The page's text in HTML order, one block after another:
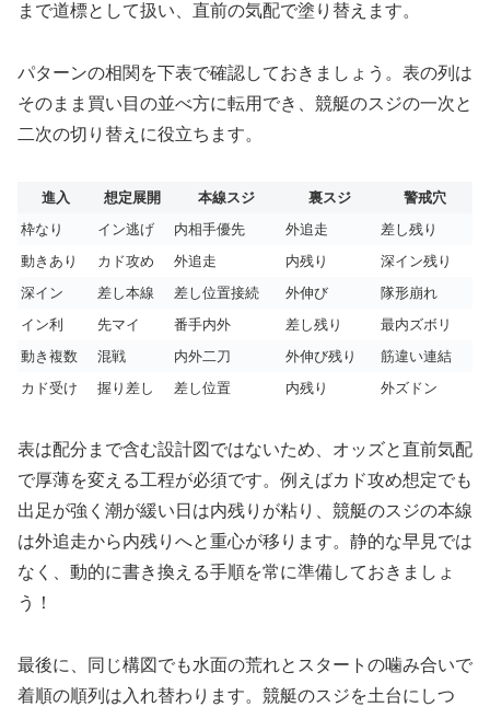
まで道標として扱い、直前の気配で塗り替えます。
パターンの相関を下表で確認しておきましょう。表の列は
そのまま買い目の並べ方に転用でき、競艇のスジの一次と
二次の切り替えに役立ちます。
進入 想定展開 本線スジ 裏スジ
警戒穴
枠なり
イン逃げ 内相手優先 外追走
差し残り
動きあり
カド攻め 外追走 内残り
深イン残り
深イン
差し本線 差し位置接続 外伸び
隊形崩れ
イン利
先マイ 番手内外 差し残り
最内ズボリ
動き複数
混戦 内外二刀 外伸び残り
筋違い連結
カド受け
握り差し 差し位置 内残り 外ズドン
表は配分まで含む設計図ではないため、オッズと直前気配
で厚薄を変える工程が必須です。例えばカド攻め想定でも
出足が強く潮が緩い日は内残りが粘り、競艇のスジの本線
は外追走から内残りへと重心が移ります。静的な早見では
なく、動的に書き換える手順を常に準備しておきましょ
う！
最後に、同じ構図でも水面の荒れとスタートの噛み合いで
着順の順列は入れ替わります。競艇のスジを土台にしつ